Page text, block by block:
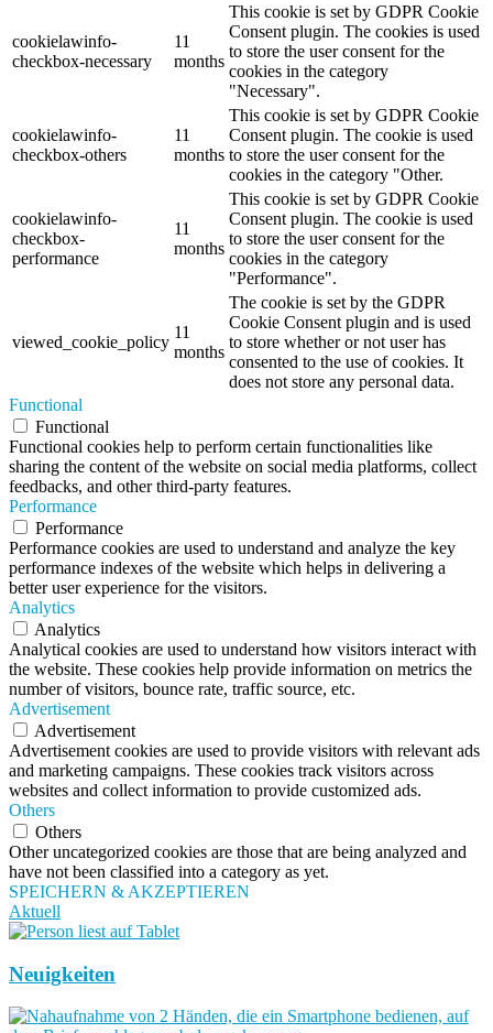
cookielawinfo-
checkbox-necessary
11
months
This cookie is set by GDPR Cookie
Consent plugin. The cookies is used
to store the user consent for the
cookies in the category
"Necessary".
cookielawinfo-
checkbox-others
11
months
This cookie is set by GDPR Cookie
Consent plugin. The cookie is used
to store the user consent for the
cookies in the category "Other.
cookielawinfo-
checkbox-
performance
11
months
This cookie is set by GDPR Cookie
Consent plugin. The cookie is used
to store the user consent for the
cookies in the category
"Performance".
viewed_cookie_policy
11
months
The cookie is set by the GDPR
Cookie Consent plugin and is used
to store whether or not user has
consented to the use of cookies. It
does not store any personal data.
Functional
Functional
Functional cookies help to perform certain functionalities like
sharing the content of the website on social media platforms, collect
feedbacks, and other third-party features.
Performance
Performance
Performance cookies are used to understand and analyze the key
performance indexes of the website which helps in delivering a
better user experience for the visitors.
Analytics
Analytics
Analytical cookies are used to understand how visitors interact with
the website. These cookies help provide information on metrics the
number of visitors, bounce rate, traffic source, etc.
Advertisement
Advertisement
Advertisement cookies are used to provide visitors with relevant ads
and marketing campaigns. These cookies track visitors across
websites and collect information to provide customized ads.
Others
Others
Other uncategorized cookies are those that are being analyzed and
have not been classified into a category as yet.
SPEICHERN & AKZEPTIEREN
Aktuell
Neuigkeiten